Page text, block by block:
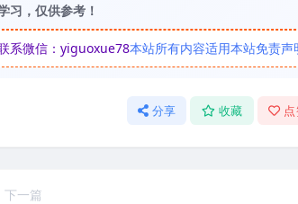
习，仅供参考！
系微信：yiguoxue78本站所有内容适用本站免责声
分享 收藏
下一篇